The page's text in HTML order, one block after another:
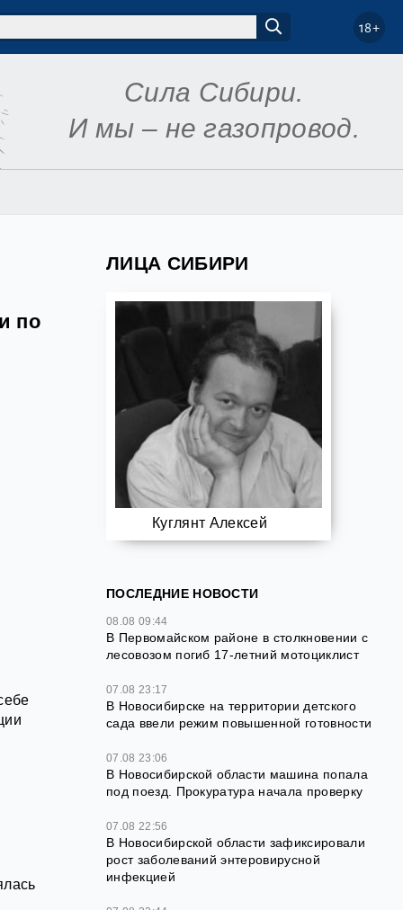
18+
Сила Сибири.
И мы – не газопровод.
по
ЛИЦА СИБИРИ
Куглянт Алексей
ПОСЛЕДНИЕ НОВОСТИ
08.08 09:44
В Первомайском районе в столкновении с
лесовозом погиб 17-летний мотоциклист
07.08 23:17
В Новосибирске на территории детского
сада ввели режим повышенной готовности
07.08 23:06
В Новосибирской области машина попала
под поезд. Прокуратура начала проверку
07.08 22:56
В Новосибирской области зафиксировали
рост заболеваний энтеровирусной
инфекцией